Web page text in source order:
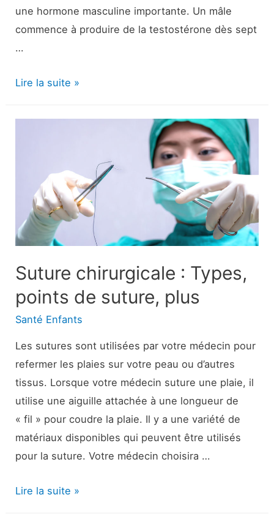
une hormone masculine importante. Un mâle
commence à produire de la testostérone dès sept
…
16
de
l’organisme
Lire la suite »
Suture chirurgicale : Types,
points de suture, plus
Santé Enfants
Les sutures sont utilisées par votre médecin pour
refermer les plaies sur votre peau ou d’autres
tissus. Lorsque votre médecin suture une plaie, il
utilise une aiguille attachée à une longueur de
« fil » pour coudre la plaie. Il y a une variété de
matériaux disponibles qui peuvent être utilisés
pour la suture. Votre médecin choisira …
Suture
Lire la suite »